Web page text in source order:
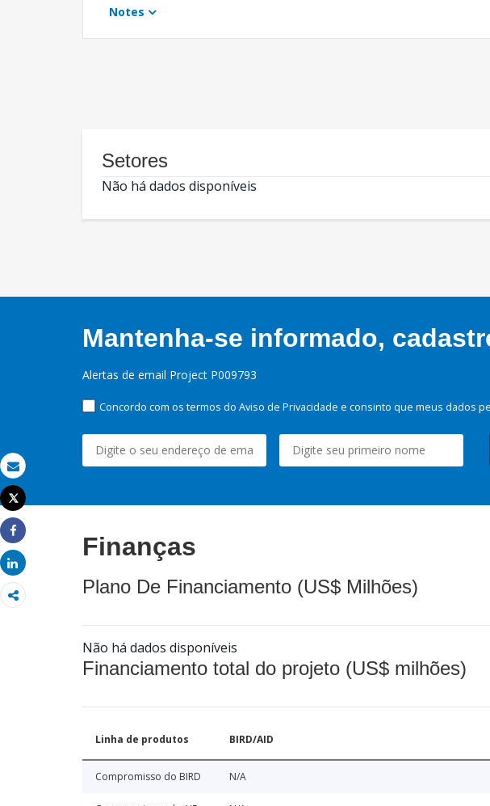
Email
Imprimir
Tweet
Share
Share
Notes
Setores
Não há dados disponíveis
Mantenha-se informado,
Alertas de email Project P009793
Concordo com os termos do Aviso de Privacidade e consinto que meus dados
Finanças
Plano De Financiamento (US$ Milhões)
Não há dados disponíveis
Financiamento total do projeto (US$ milhões)
Linha de produtos BIRD/AID
Compromisso do BIRD N/A